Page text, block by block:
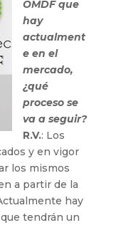
OMDF que
hay
actualment
e en el
mercado,
¿qué
proceso se
va a seguir?
R.V.: Los
y en vigor
los mismos
a partir de la
hay
tendrán un